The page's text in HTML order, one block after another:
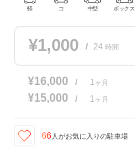
軽 コ 中型 ボックス
¥1,000 / 24 時間
¥16,000 / 1 ヶ月
¥15,000 / 1 ヶ月
66 人がお気に入りの駐車場